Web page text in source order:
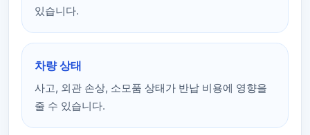
있습니다.
차량 상태
사고, 외관 손상, 소모품 상태가 반납 비용에 영향을
줄 수 있습니다.